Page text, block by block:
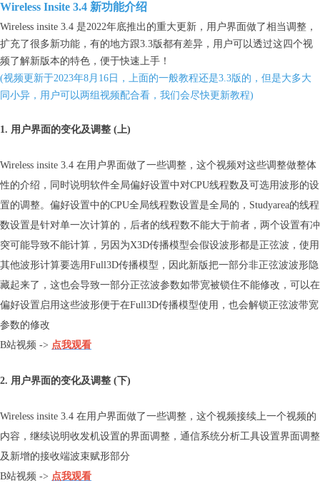
Wireless Insite 3.4 新功能介绍
Wireless insite 3.4 是2022年底推出的重大更新，用户界面做了相当调整，
扩充了很多新功能，有的地方跟3.3版都有差异，用户可以透过这四个视
频了解新版本的特色，便于快速上手！
(视频更新于2023年8月16日，上面的一般教程还是3.3版的，但是大多大
同小异，用户可以两组视频配合看，我们会尽快更新教程)
1. 用户界面的变化及调整 (上)
Wireless insite 3.4 在用户界面做了一些调整，这个视频对这些调整做整体
性的介绍，同时说明软件全局偏好设置中对CPU线程数及可选用波形的设
置的调整。偏好设置中的CPU全局线程数设置是全局的，Studyarea的线程
数设置是针对单一次计算的，后者的线程数不能大于前者，两个设置有冲
突可能导致不能计算，另因为X3D传播模型会假设波形都是正弦波，使用
其他波形计算要选用Full3D传播模型，因此新版把一部分非正弦波波形隐
藏起来了，这也会导致一部分正弦波参数如带宽被锁住不能修改，可以在
偏好设置启用这些波形便于在Full3D传播模型使用，也会解锁正弦波带宽
参数的修改
B站视频 -> 点我观看
2. 用户界面的变化及调整 (下)
Wireless insite 3.4 在用户界面做了一些调整，这个视频接续上一个视频的
内容，继续说明收发机设置的界面调整，通信系统分析工具设置界面调整
及新增的接收端波束赋形部分
B站视频 -> 点我观看